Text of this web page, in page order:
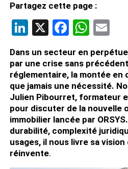
Partagez cette page :
LinkedIn
X
Dans un secteur en
par une crise sans
réglementaire, la montée en
que jamais une nécessité.
Julien Pibourret, formateur
pour discuter de la nouvelle
immobilier lancée par
durabilité, complexité
usages, il nous livre sa vision
réinvente.